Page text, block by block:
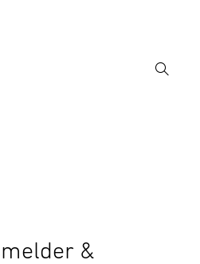
Zoek
&